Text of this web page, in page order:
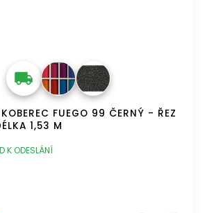
FUEGO 99 ČERNÝ - ŘEZ
1,53 M
K ODESLÁNÍ